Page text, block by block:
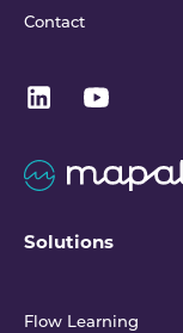
Contact
Solutions
Flow Learning